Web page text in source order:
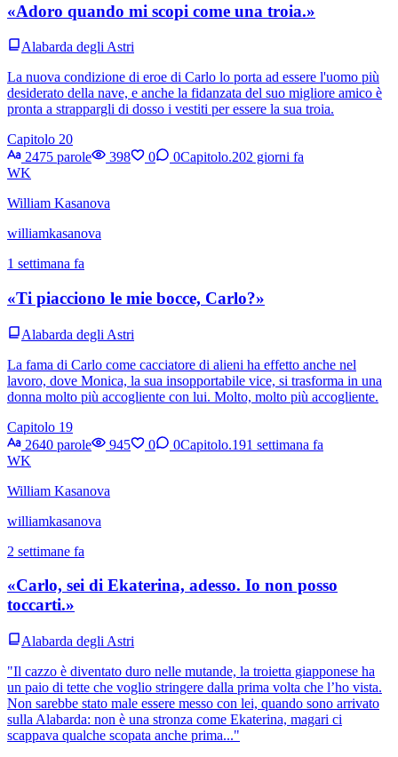
«Adoro quando mi scopi come una troia.»
Alabarda degli Astri
La nuova condizione di eroe di Carlo lo porta ad essere l'uomo più
desiderato della nave, e anche la fidanzata del suo migliore amico è
pronta a strappargli di dosso i vestiti per essere la sua troia.
Capitolo 20
2475 parole
398 0 0Capitolo.202 giorni fa
WK
William Kasanova
williamkasanova
1 settimana fa
«Ti piacciono le mie bocce, Carlo?»
Alabarda degli Astri
La fama di Carlo come cacciatore di alieni ha effetto anche nel
lavoro, dove Monica, la sua insopportabile vice, si trasforma in una
donna molto più accogliente con lui. Molto, molto più accogliente.
Capitolo 19
2640 parole
945 0 0Capitolo.191 settimana fa
WK
William Kasanova
williamkasanova
2 settimane fa
«Carlo, sei di Ekaterina, adesso. Io non posso
toccarti.»
Alabarda degli Astri
"Il cazzo è diventato duro nelle mutande, la troietta giapponese ha
un paio di tette che voglio stringere dalla prima volta che l’ho vista.
Non sarebbe stato male essere messo con lei, quando sono arrivato
sulla Alabarda: non è una stronza come Ekaterina, magari ci
scappava qualche scopata anche prima..."